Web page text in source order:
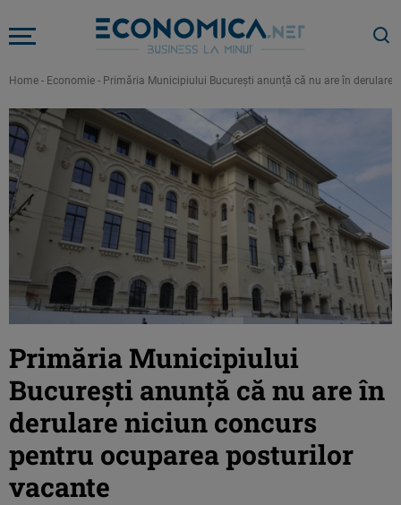
Home - Economie - Primăria Municipiului București anunță că nu are în
Primăria Municipiului
București anunță că nu are în
derulare niciun concurs
pentru ocuparea posturilor
vacante